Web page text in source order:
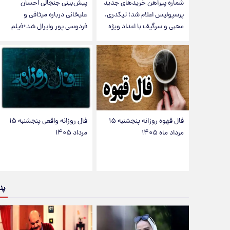
شماره پیراهن خریدهای جدید
پرسپولیس اعلام شد؛ تیکدری،
محبی و سرگیف با اعداد ویژه
پیش‌بینی جنجالی احسان
علیخانی درباره میثاقی و
فردوسی پور وایرال شد+فیلم
فال قهوه روزانه پنجشنبه ۱۵
مرداد ماه ۱۴۰۵
فال روزانه واقعی پنجشنبه ۱۵
مرداد ۱۴۰۵